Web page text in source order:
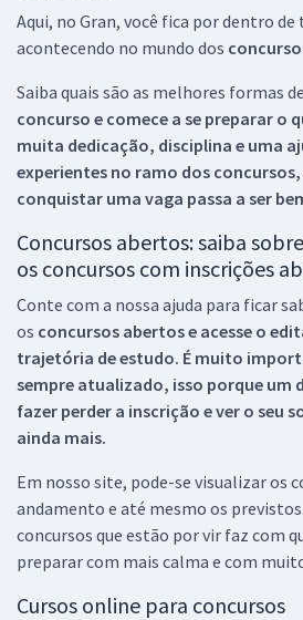
Aqui, no Gran, você fica por dentro de
acontecendo no mundo dos
Saiba quais são as melhores formas de
concurso e comece a se preparar o
muita dedicação, disciplina e uma
experientes no ramo dos concursos,
conquistar uma vaga passa a ser
Concursos abertos: saiba
os concursos com inscrições
Conte com a nossa ajuda para ficar
os concursos abertos e acesse o
trajetória de estudo. É muito
sempre atualizado, isso porque um
fazer perder a inscrição e ver o seu
ainda mais.
Em nosso site, pode-se visualizar os
andamento e até mesmo os
concursos que estão por vir faz com
preparar com mais calma e com
Cursos online para concursos